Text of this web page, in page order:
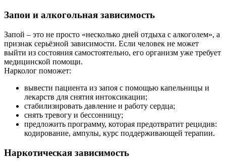
Запои и алкогольная зависимость
Запой – это не просто «несколько дней отдыха с алкоголем», а
признак серьёзной зависимости. Если человек не может
выйти из состояния самостоятельно, его организм уже требует
медицинской помощи.
Нарколог поможет:
вывести пациента из запоя с помощью капельницы и
лекарств для снятия интоксикации;
стабилизировать давление и работу сердца;
снять тревогу и бессонницу;
предложить программу, которая предотвратит рецидив:
кодирование, ампулы, курс поддерживающей терапии.
Наркотическая зависимость